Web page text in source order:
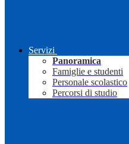
Servizi
Panoramica
Famiglie e studenti
Personale scolastico
Percorsi di studio